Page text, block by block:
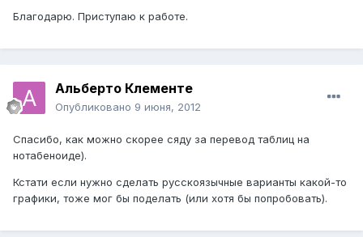
Благодарю. Приступаю к работе.
Альберто Клементе
Опубликовано 9 июня, 2012
Спасибо, как можно скорее сяду за перевод таблиц на
нотабеноиде).
Кстати если нужно сделать русскоязычные варианты какой-то
графики, тоже мог бы поделать (или хотя бы попробовать).